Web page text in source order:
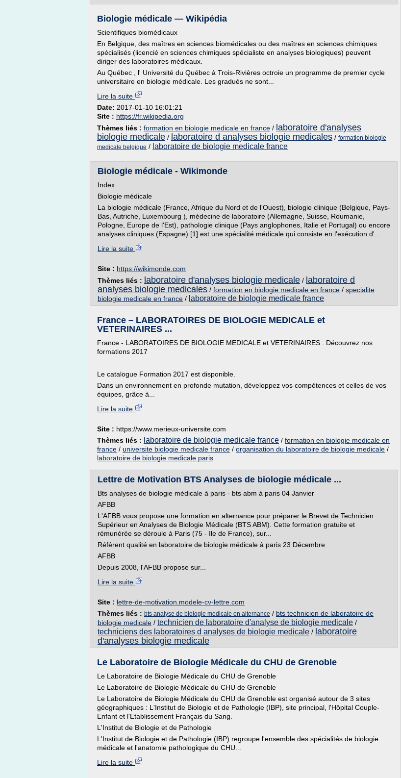
Biologie médicale — Wikipédia
Scientifiques biomédicaux
En Belgique, des maîtres en sciences biomédicales ou des maîtres en sciences chimiques
spécialisés (licencié en sciences chimiques spécialiste en analyses biologiques) peuvent
diriger des laboratoires médicaux.
Au Québec , l' Université du Québec à Trois-Rivières octroie un programme de premier cycle
universitaire en biologie médicale. Les gradués ne sont...
Lire la suite
Date: 2017-01-10 16:01:21
Site : https://fr.wikipedia.org
Thèmes liés : formation en biologie medicale en france / laboratoire d'analyses
biologie medicale / laboratoire d analyses biologie medicales / formation biologie
medicale belgique / laboratoire de biologie medicale france
Biologie médicale - Wikimonde
Index
Biologie médicale
La biologie médicale (France, Afrique du Nord et de l'Ouest), biologie clinique (Belgique, Pays-
Bas, Autriche, Luxembourg ), médecine de laboratoire (Allemagne, Suisse, Roumanie,
Pologne, Europe de l'Est), pathologie clinique (Pays anglophones, Italie et Portugal) ou encore
analyses cliniques (Espagne) [1] est une spécialité médicale qui consiste en l'exécution d'...
Lire la suite
Site : https://wikimonde.com
Thèmes liés : laboratoire d'analyses biologie medicale / laboratoire d
analyses biologie medicales / formation en biologie medicale en france / specialite
biologie medicale en france / laboratoire de biologie medicale france
France – LABORATOIRES DE BIOLOGIE MEDICALE et
VETERINAIRES ...
France - LABORATOIRES DE BIOLOGIE MEDICALE et VETERINAIRES : Découvrez nos
formations 2017
Le catalogue Formation 2017 est disponible.
Dans un environnement en profonde mutation, développez vos compétences et celles de vos
équipes, grâce à...
Lire la suite
Site : https://www.merieux-universite.com
Thèmes liés : laboratoire de biologie medicale france / formation en biologie medicale en
france / universite biologie medicale france / organisation du laboratoire de biologie medicale /
laboratoire de biologie medicale paris
Lettre de Motivation BTS Analyses de biologie médicale ...
Bts analyses de biologie médicale à paris - bts abm à paris 04 Janvier
AFBB
L'AFBB vous propose une formation en alternance pour préparer le Brevet de Technicien
Supérieur en Analyses de Biologie Médicale (BTS ABM). Cette formation gratuite et
rémunérée se déroule à Paris (75 - Ile de France), sur...
Référent qualité en laboratoire de biologie médicale à paris 23 Décembre
AFBB
Depuis 2008, l'AFBB propose sur...
Lire la suite
Site : lettre-de-motivation.modele-cv-lettre.com
Thèmes liés : bts analyse de biologie medicale en alternance / bts technicien de laboratoire de
biologie medicale / technicien de laboratoire d'analyse de biologie medicale /
techniciens des laboratoires d analyses de biologie medicale / laboratoire
d'analyses biologie medicale
Le Laboratoire de Biologie Médicale du CHU de Grenoble
Le Laboratoire de Biologie Médicale du CHU de Grenoble
Le Laboratoire de Biologie Médicale du CHU de Grenoble
Le Laboratoire de Biologie Médicale du CHU de Grenoble est organisé autour de 3 sites
géographiques : L'Institut de Biologie et de Pathologie (IBP), site principal, l'Hôpital Couple-
Enfant et l'Etablissement Français du Sang.
L'Institut de Biologie et de Pathologie
L'Institut de Biologie et de Pathologie (IBP) regroupe l'ensemble des spécialités de biologie
médicale et l'anatomie pathologique du CHU...
Lire la suite